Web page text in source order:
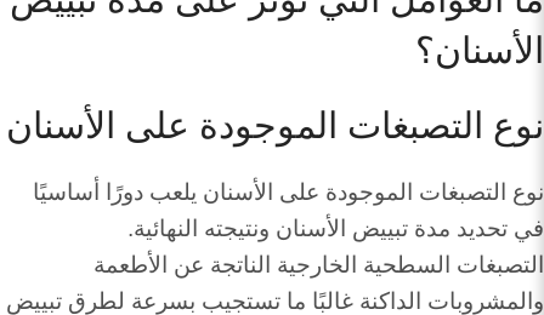
الأسنان؟
نوع التصبغات الموجودة على الأسنان
نوع التصبغات الموجودة على الأسنان يلعب دورًا أساسيًا
في تحديد مدة تبييض الأسنان ونتيجته النهائية.
التصبغات السطحية الخارجية الناتجة عن الأطعمة
والمشروبات الداكنة غالبًا ما تستجيب بسرعة لطرق تبييض